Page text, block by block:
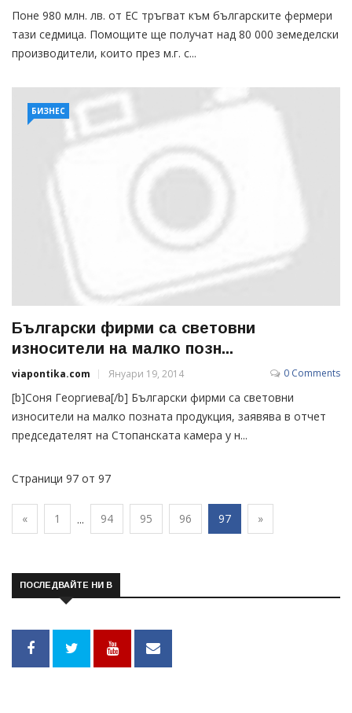
Поне 980 млн. лв. от ЕС тръгват към българските фермери
тази седмица. Помощите ще получат над 80 000 земеделски
производители, които през м.г. с...
БИЗНЕС
Български фирми са световни
износители на малко позн...
viapontika.com Януари 19, 2014 0 Comments
[b]Соня Георгиева[/b] Български фирми са световни
износители на малко позната продукция, заявява в отчет
председателят на Стопанската камера у н...
Страници 97 от 97
« 1 ... 94 95 96 97 »
ПОСЛЕДВАЙТЕ НИ В